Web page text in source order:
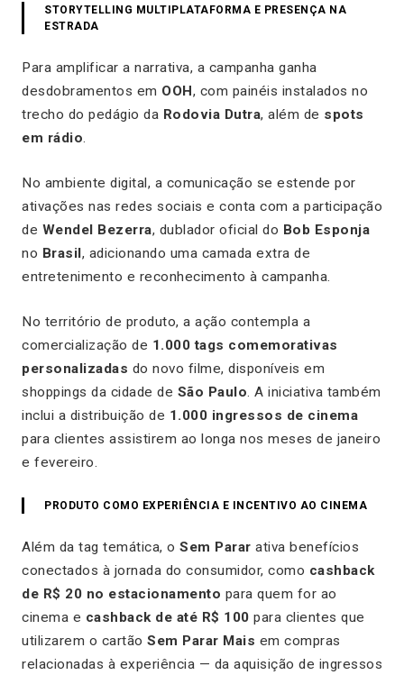
STORYTELLING MULTIPLATAFORMA E PRESENÇA NA
ESTRADA
Para amplificar a narrativa, a campanha ganha
desdobramentos em OOH, com painéis instalados no
trecho do pedágio da Rodovia Dutra, além de spots
em rádio.
No ambiente digital, a comunicação se estende por
ativações nas redes sociais e conta com a participação
de Wendel Bezerra, dublador oficial do Bob Esponja
no Brasil, adicionando uma camada extra de
entretenimento e reconhecimento à campanha.
No território de produto, a ação contempla a
comercialização de 1.000 tags comemorativas
personalizadas do novo filme, disponíveis em
shoppings da cidade de São Paulo. A iniciativa também
inclui a distribuição de 1.000 ingressos de cinema
para clientes assistirem ao longa nos meses de janeiro
e fevereiro.
PRODUTO COMO EXPERIÊNCIA E INCENTIVO AO CINEMA
Além da tag temática, o Sem Parar ativa benefícios
conectados à jornada do consumidor, como cashback
de R$ 20 no estacionamento para quem for ao
cinema e cashback de até R$ 100 para clientes que
utilizarem o cartão Sem Parar Mais em compras
relacionadas à experiência — da aquisição de ingressos